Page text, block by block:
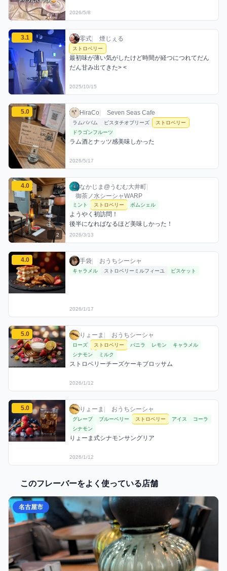
2026/5/8
零式のストロベリーミックスを見る
3.1 零式 / お店シーシャ / 2025年10月15日
零式 煙じぇる
利用フレーバー
ストロベリー
コメント
最初味が薄い気がしたけど時間が経つにつれてだん
だん甘み出てきた> <
評価
2025/10/15
HiraCoのストロベリーミックスを見る
5.0 HiraCo / お店シーシャ / 2026年5月17日
HiraCo Seven Seas Cafe
利用フレーバー
ラムババム ピスタチオブリーズ
ストロベリー
ドラゴンフルーツ
コメント
ラム酒とナッツ感美味しかった
評価
2026/5/17
なかじま@うむむ大井町のストロベリーミックスを見る
4.0
2
なかじま@うむむ大井町 / お店シーシャ /
なかじま@うむむ大井町
御茶ノ水シーシャWARP
利用フレーバー
ミント ストロベリー ボムシェル
コメント
ようやく初訪問！
後半になればなるほど美味しかった！
評価
2026/3/13
手袋のストロベリーミックスを見る
4.0 手袋 / おうちシーシャ / 2026年1月17日
手袋 おうちシーシャ
利用フレーバー
キャラメル ストロベリーミルフィーユ ビスケット
評価
2026/1/17
りょーまのストロベリーミックスを見る
5.0 りょーま / おうちシーシャ / 2026年1月12日
りょーま おうちシーシャ
利用フレーバー
ローズ ストロベリー バニラ レモン
キャラメル
シナモン
ミルク
コメント
ストロベリーチーズケーキブロッサム
評価
2026/1/12
りょーまのストロベリーミックスを見る
5.0 りょーま / おうちシーシャ / 2026年1月12日
りょーま おうちシーシャ
利用フレーバー
グレープ ブルーベリー ストロベリー アイス
コーラ
シナモン
コメント
りょーま式シナモンサングリア
評価
2026/1/12
このフレーバーをよく使っている店舗
名古屋市